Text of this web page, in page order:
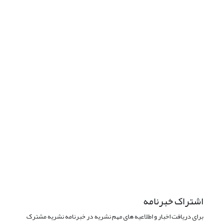
اشتراک خبرنامه
برای دریافت اخبار و اطلاعیه های مهم نشریه در خبرنامه نشریه مشترک